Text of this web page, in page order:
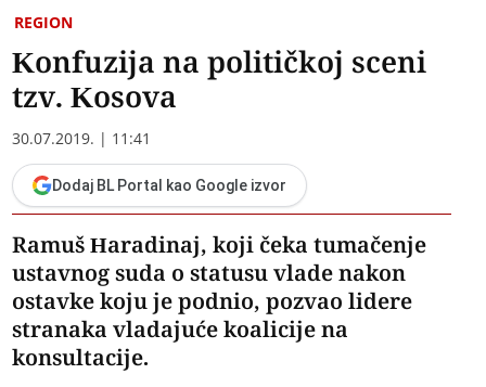
REGION
Konfuzija na političkoj sceni
tzv. Kosova
30.07.2019. | 11:41
Dodaj BL Portal kao Google izvor
Ramuš Haradinaj, koji čeka tumačenje
ustavnog suda o statusu vlade nakon
ostavke koju je podnio, pozvao lidere
stranaka vladajuće koalicije na
konsultacije.